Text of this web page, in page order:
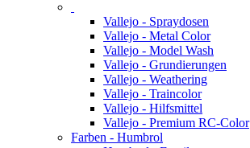
Vallejo - Spraydosen
Vallejo - Metal Color
Vallejo - Model Wash
Vallejo - Grundierungen
Vallejo - Weathering
Vallejo - Traincolor
Vallejo - Hilfsmittel
Vallejo - Premium RC-Color
Farben - Humbrol